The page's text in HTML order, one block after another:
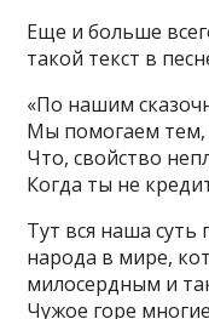
Еще и больше
такой текст в
«По нашим
Мы помогаем тем,
Что, свойство
Когда ты не
Тут вся наша суть
народа в мире,
милосердным и
Чужое горе